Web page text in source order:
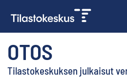
OTOS
Tilastokeskuksen julkaisut